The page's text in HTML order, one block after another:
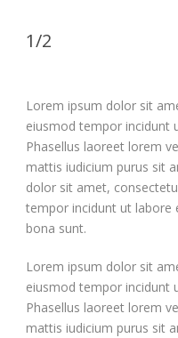
1/2
Lorem ipsum dolor sit
eiusmod tempor incidunt
Phasellus laoreet lorem
mattis iudicium purus sit
dolor sit amet,
tempor incidunt ut labore
bona sunt.
Lorem ipsum dolor sit
eiusmod tempor incidunt
Phasellus laoreet lorem
mattis iudicium purus sit